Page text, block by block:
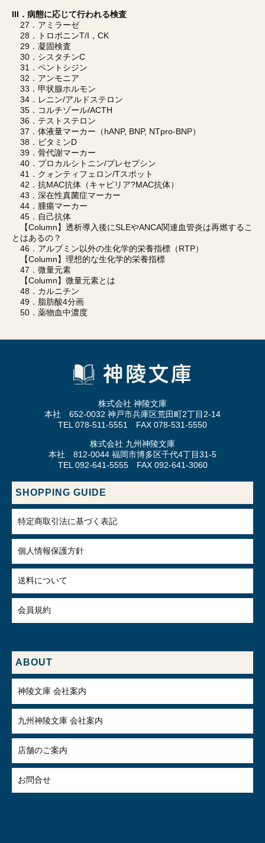
III．病態に応じて行われる検査
27．アミラーゼ
28．トロポニンT/I，CK
29．凝固検査
30．シスタチンC
31．ペントシジン
32．アンモニア
33．甲状腺ホルモン
34．レニン/アルドステロン
35．コルチゾール/ACTH
36．テストステロン
37．体液量マーカー（hANP, BNP, NTpro-BNP）
38．ビタミンD
39．骨代謝マーカー
40．プロカルシトニン/プレセプシン
41．クォンティフェロン/Tスポット
42．抗MAC抗体（キャピリア?MAC抗体）
43．深在性真菌症マーカー
44．腫瘍マーカー
45．自己抗体
【Column】透析導入後にSLEやANCA関連血管炎は再燃するこ
とはあるの？
46．アルブミン以外の生化学的栄養指標（RTP）
【Column】理想的な生化学的栄養指標
47．微量元素
【Column】微量元素とは
48．カルニチン
49．脂肪酸4分画
50．薬物血中濃度
株式会社 神陵文庫
本社 652-0032 神戸市兵庫区荒田町2丁目2-14
TEL 078-511-5551 FAX 078-531-5550
株式会社 九州神陵文庫
本社 812-0044 福岡市博多区千代4丁目31-5
TEL 092-641-5555 FAX 092-641-3060
SHOPPING GUIDE
特定商取引法に基づく表記
個人情報保護方針
送料について
会員規約
ABOUT
神陵文庫 会社案内
九州神陵文庫 会社案内
店舗のご案内
お問合せ